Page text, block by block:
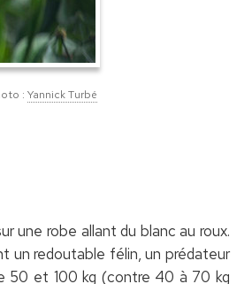
: Yannick Turbé
une robe allant du blanc au roux.
un redoutable félin, un prédateur
50 et 100 kg (contre 40 à 70 kg